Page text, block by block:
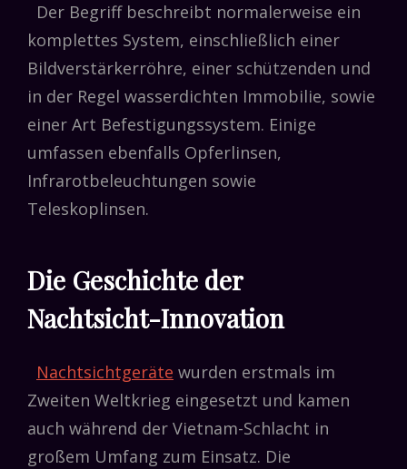
Der Begriff beschreibt normalerweise ein
komplettes System, einschließlich einer
Bildverstärkerröhre, einer schützenden und
in der Regel wasserdichten Immobilie, sowie
einer Art Befestigungssystem. Einige
umfassen ebenfalls Opferlinsen,
Infrarotbeleuchtungen sowie
Teleskoplinsen.
Die Geschichte der
Nachtsicht-Innovation
Nachtsichtgeräte wurden erstmals im
Zweiten Weltkrieg eingesetzt und kamen
auch während der Vietnam-Schlacht in
großem Umfang zum Einsatz. Die